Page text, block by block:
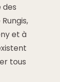
des
et à
tous